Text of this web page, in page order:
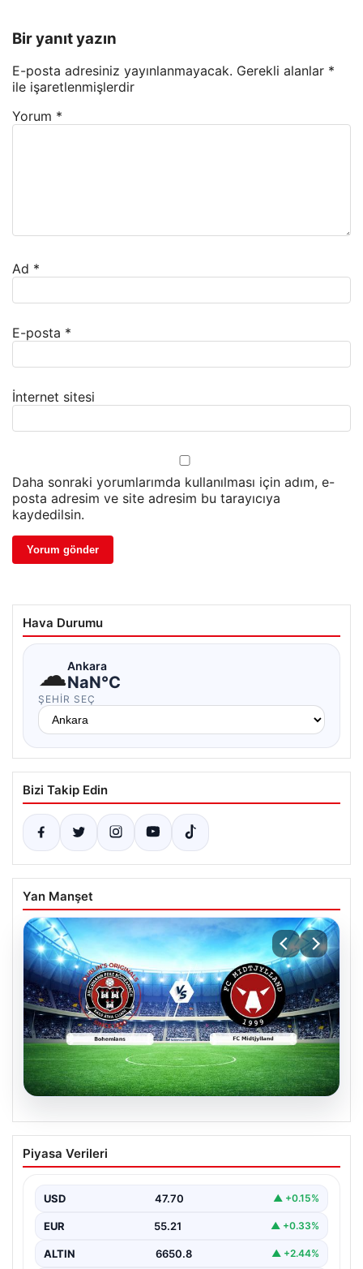
Bir yanıt yazın
E-posta adresiniz yayınlanmayacak. Gerekli alanlar *
ile işaretlenmişlerdir
Yorum *
Ad *
E-posta *
İnternet sitesi
Daha sonraki yorumlarımda kullanılması için adım, e-
posta adresim ve site adresim bu tarayıcıya
kaydedilsin.
Hava Durumu
☁Ankara
NaN°C
ŞEHIR SEÇ
Bizi Takip Edin
Yan Manşet
CANLI | Bohemians – FC Midtjylland
Maç Önizlemesi ve Detayları
yaşanıyor. Bohemians ile FC Midtjylland, 06 Ağustos
2026…
Piyasa Verileri
USD 47.70 ▲ +0.15%
EUR 55.21 ▲ +0.33%
ALTIN 6650.8 ▲ +2.44%